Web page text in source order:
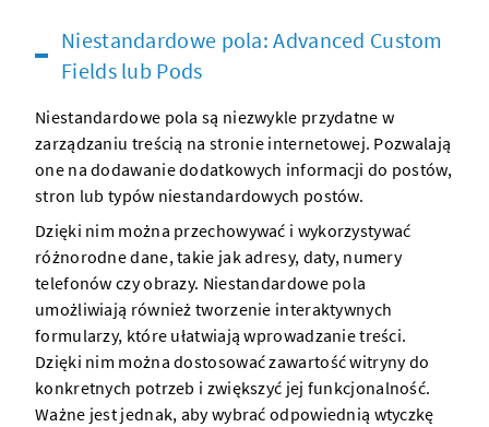
Niestandardowe pola: Advanced Custom
Fields lub Pods
Niestandardowe pola są niezwykle przydatne w
zarządzaniu treścią na stronie internetowej. Pozwalają
one na dodawanie dodatkowych informacji do postów,
stron lub typów niestandardowych postów.
Dzięki nim można przechowywać i wykorzystywać
różnorodne dane, takie jak adresy, daty, numery
telefonów czy obrazy. Niestandardowe pola
umożliwiają również tworzenie interaktywnych
formularzy, które ułatwiają wprowadzanie treści.
Dzięki nim można dostosować zawartość witryny do
konkretnych potrzeb i zwiększyć jej funkcjonalność.
Ważne jest jednak, aby wybrać odpowiednią wtyczkę